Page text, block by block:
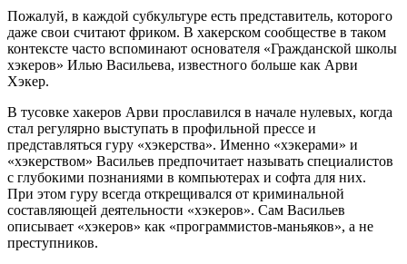
Пожалуй, в каждой субкультуре есть представитель, которого
даже свои считают фриком. В хакерском сообществе в таком
контексте часто вспоминают основателя «Гражданской школы
хэкеров» Илью Васильева, известного больше как Арви
Хэкер.
В тусовке хакеров Арви прославился в начале нулевых, когда
стал регулярно выступать в профильной прессе и
представляться гуру «хэкерства». Именно «хэкерами» и
«хэкерством» Васильев предпочитает называть специалистов
с глубокими познаниями в компьютерах и софта для них.
При этом гуру всегда открещивался от криминальной
составляющей деятельности «хэкеров». Сам Васильев
описывает «хэкеров» как «программистов-маньяков», а не
преступников.